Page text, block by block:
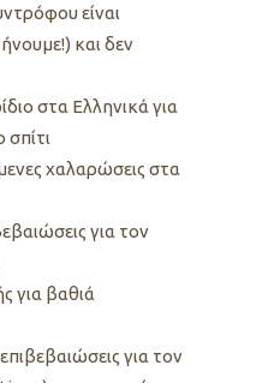
είναι
και δεν
στα Ελληνικά για
χαλαρώσεις στα
για τον
για βαθιά
για τον